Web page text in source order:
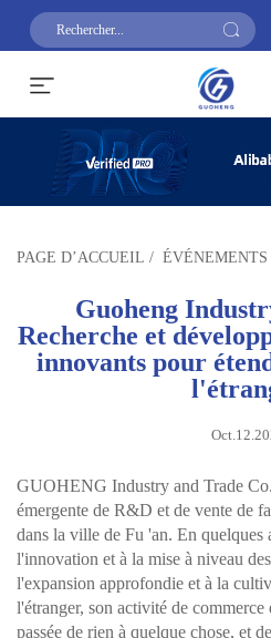
PAGE D’ACCUEIL /
Guoheng
Recherche et
innovants pour
GUOHENG Industry and Trade
émergente de R&D et de vente de
dans la ville de Fu 'an. En quelques
l'innovation et à la mise à niveau
l'expansion approfondie et à la
l'étranger, son activité de
passée de rien à quelque chose, et